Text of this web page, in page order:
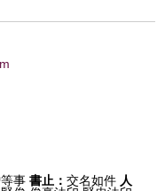
事 書止：交名如件 人